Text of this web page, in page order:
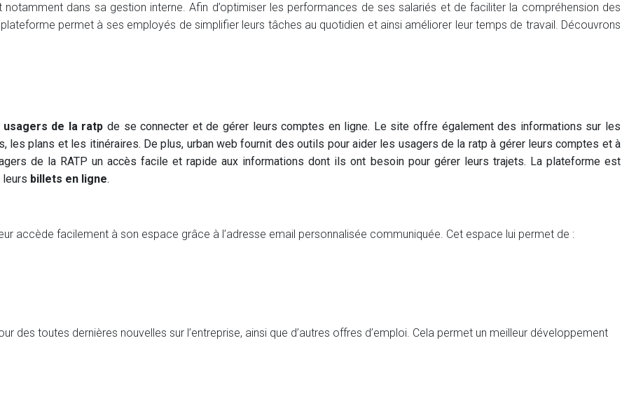
notamment dans sa gestion interne. Afin d’optimiser les performances de ses salariés et de faciliter la compréhension des
permet à ses employés de simplifier leurs tâches au quotidien et ainsi améliorer leur temps de travail. Découvrons
usagers de la ratp de se connecter et de gérer leurs comptes en ligne. Le site offre également des informations sur les
plans et les itinéraires. De plus, urban web fournit des outils pour aider les usagers de la ratp à gérer leurs comptes et à
de la RATP un accès facile et rapide aux informations dont ils ont besoin pour gérer leurs trajets. La plateforme est
leurs billets en ligne.
accède facilement à son espace grâce à l’adresse email personnalisée communiquée. Cet espace lui permet de :
des toutes dernières nouvelles sur l’entreprise, ainsi que d’autres offres d’emploi. Cela permet un meilleur développement